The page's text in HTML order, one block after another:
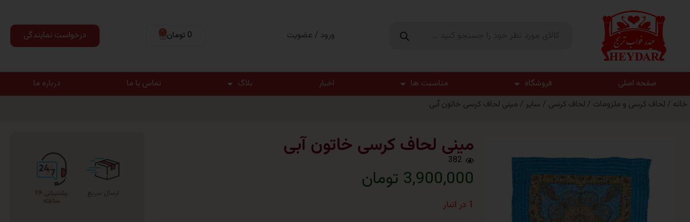
ورود / عضویت 0 تومان 0 درخواست نمایندگی
صفحه اصلی فروشگاه مناسبت ها اخبار بلاگ تماس با ما
درباره ما
خانه / لحاف کرسی و ملزومات / لحاف کرسی / سایر / مینی لحاف کرسی خاتون آبی
مینی لحاف کرسی خاتون آبی
382
3,900,000 تومان
1 در انبار
ارسال سریع پشتیبانی ۲۴
ساعته